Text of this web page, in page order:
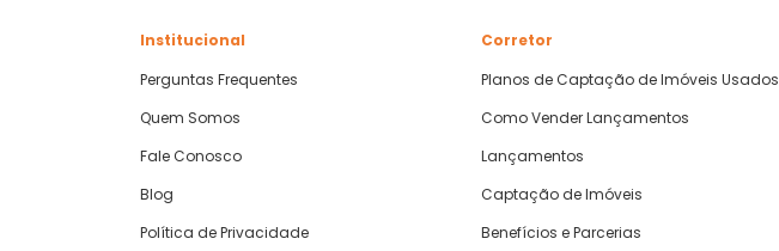
Institucional
Perguntas Frequentes
Quem Somos
Fale Conosco
Blog
Política de Privacidade
Corretor
Planos de Captação de Imóveis Usados
Como Vender Lançamentos
Lançamentos
Captação de Imóveis
Benefícios e Parcerias